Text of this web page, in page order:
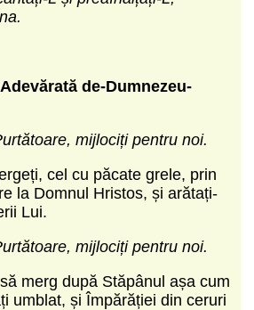
de-Dumnezeu-
mijlociți pentru noi.
cel cu păcate grele, prin
la Domnul Hristos, și arătați-
Lui.
mijlociți pentru noi.
merg după Stăpânul așa cum
umblat, și Împărăției din ceruri